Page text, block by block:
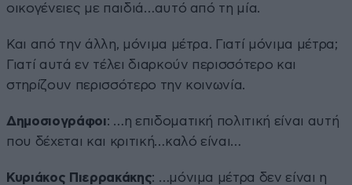
οικογένειες με παιδιά…αυτό από τη μία.
Και από την άλλη, μόνιμα μέτρα. Γιατί μόνιμα μέτρα;
Γιατί αυτά εν τέλει διαρκούν περισσότερο και
στηρίζουν περισσότερο την κοινωνία.
Δημοσιογράφοι: …η επιδοματική πολιτική είναι αυτή
που δέχεται και κριτική…καλό είναι…
Κυριάκος Πιερρακάκης: …μόνιμα μέτρα δεν είναι η